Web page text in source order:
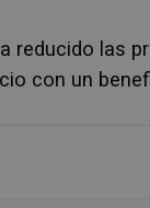
reducido las
con un